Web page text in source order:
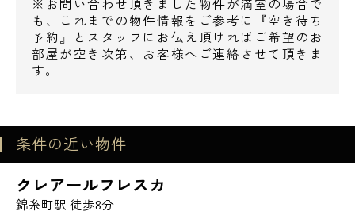
●コンビニ
ファミリーマート亀戸十三間通り店・・28m
ローソンストア100亀戸2丁目店・・31m
セブンイレブン亀戸十三間通り店・・61m
ココカラファイン亀戸店・・43m
マツモトキヨシ亀戸北口店・・75m
マツモトキヨシ亀戸駅前店・・307m
※お問い合わせ頂きました物件が満室の場合で
も、これまでの物件情報をご参考に『空き待ち
予約』とスタッフにお伝え頂ければご希望のお
部屋が空き次第、お客様へご連絡させて頂きま
す。
条件の近い物件
クレアールフレスカ
錦糸町駅 徒歩8分
電話でお問い合わせ
0120-500-529
メールでお問い合わせ
お問い合わせ